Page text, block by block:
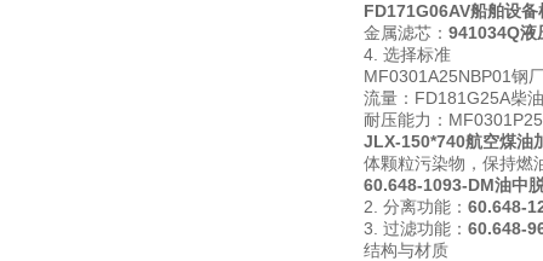
FD171G06AV船舶设备
金属滤芯： 941034Q液
4. 选择标准
MF0301A25NBP01钢
流量：FD181G25A柴
耐压能力：
JLX-150*740航空煤油
体颗粒污染物，保持燃
60.648-1093-DM油中
2. 分离功能： 60.648-
3. 过滤功能： 60.648-
结构与材质